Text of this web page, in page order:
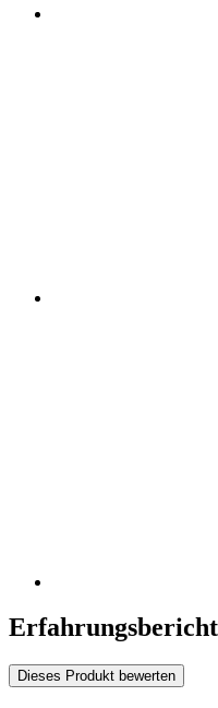
Dieses Produkt bewerten